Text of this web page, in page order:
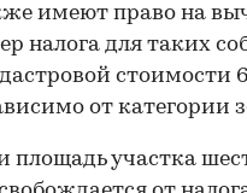
имеют право на
налога для таких
стоимости
от категории
площадь участка